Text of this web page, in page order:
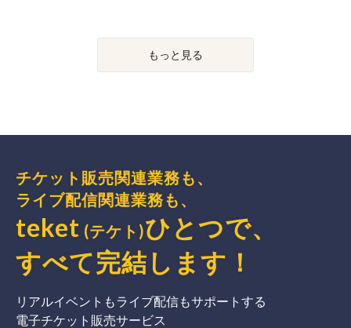
もっと見る
チケット販売関連業務も、
ライブ配信関連業務も、
teket (テケト)ひとつで、
すべて完結 します ！
リアルイベントもライブ配信もサポートする
電子チケット販売サービス